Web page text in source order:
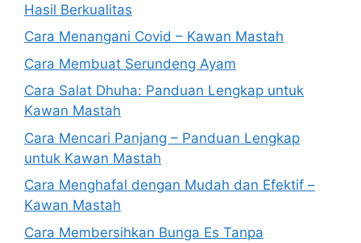
Hasil Berkualitas
Cara Menangani Covid – Kawan Mastah
Cara Membuat Serundeng Ayam
Cara Salat Dhuha: Panduan Lengkap untuk
Kawan Mastah
Cara Mencari Panjang – Panduan Lengkap
untuk Kawan Mastah
Cara Menghafal dengan Mudah dan Efektif –
Kawan Mastah
Cara Membersihkan Bunga Es Tanpa